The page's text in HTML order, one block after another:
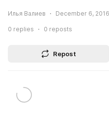
Илья Валиев December 6,
0 replies 0 reposts
Repost